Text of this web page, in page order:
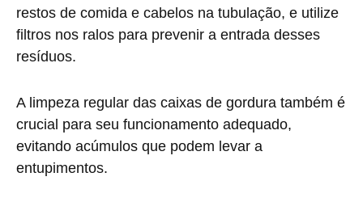
restos de comida e cabelos na tubulação, e utilize
filtros nos ralos para prevenir a entrada desses
resíduos.
A limpeza regular das caixas de gordura também é
crucial para seu funcionamento adequado,
evitando acúmulos que podem levar a
entupimentos.